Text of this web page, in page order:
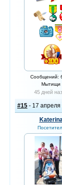
Сообщений:
Мытищи
45 дней
#15 - 17 апреля